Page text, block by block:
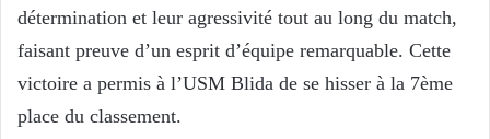
détermination et leur agressivité tout au long du match,
faisant preuve d’un esprit d’équipe remarquable. Cette
victoire a permis à l’USM Blida de se hisser à la 7ème
place du classement.